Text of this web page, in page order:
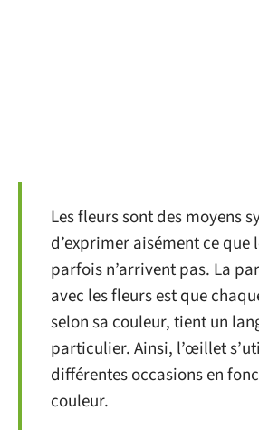
Les fleurs sont des moyens
d’exprimer aisément ce que
parfois n’arrivent pas. La
avec les fleurs est que
selon sa couleur, tient un
particulier. Ainsi, l’œillet
différentes occasions en
couleur.